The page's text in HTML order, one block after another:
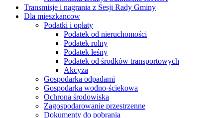
Transmisje i nagrania z Sesji Rady Gminy
Dla mieszkancow
Podatki i opłaty
Podatek od nieruchomości
Podatek rolny
Podatek leśny
Podatek od środków transportowych
Akcyza
Gospodarka odpadami
Gospodarka wodno-ściekowa
Ochrona środowiska
Zagospodarowanie przestrzenne
Dokumenty do pobrania